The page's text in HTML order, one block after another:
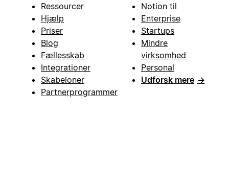
Ressourcer
Hjælp
Priser
Blog
Fællesskab
Integrationer
Skabeloner
Partnerprogrammer
Notion til
Enterprise
Startups
Mindre
virksomhed
Personal
Udforsk mere →